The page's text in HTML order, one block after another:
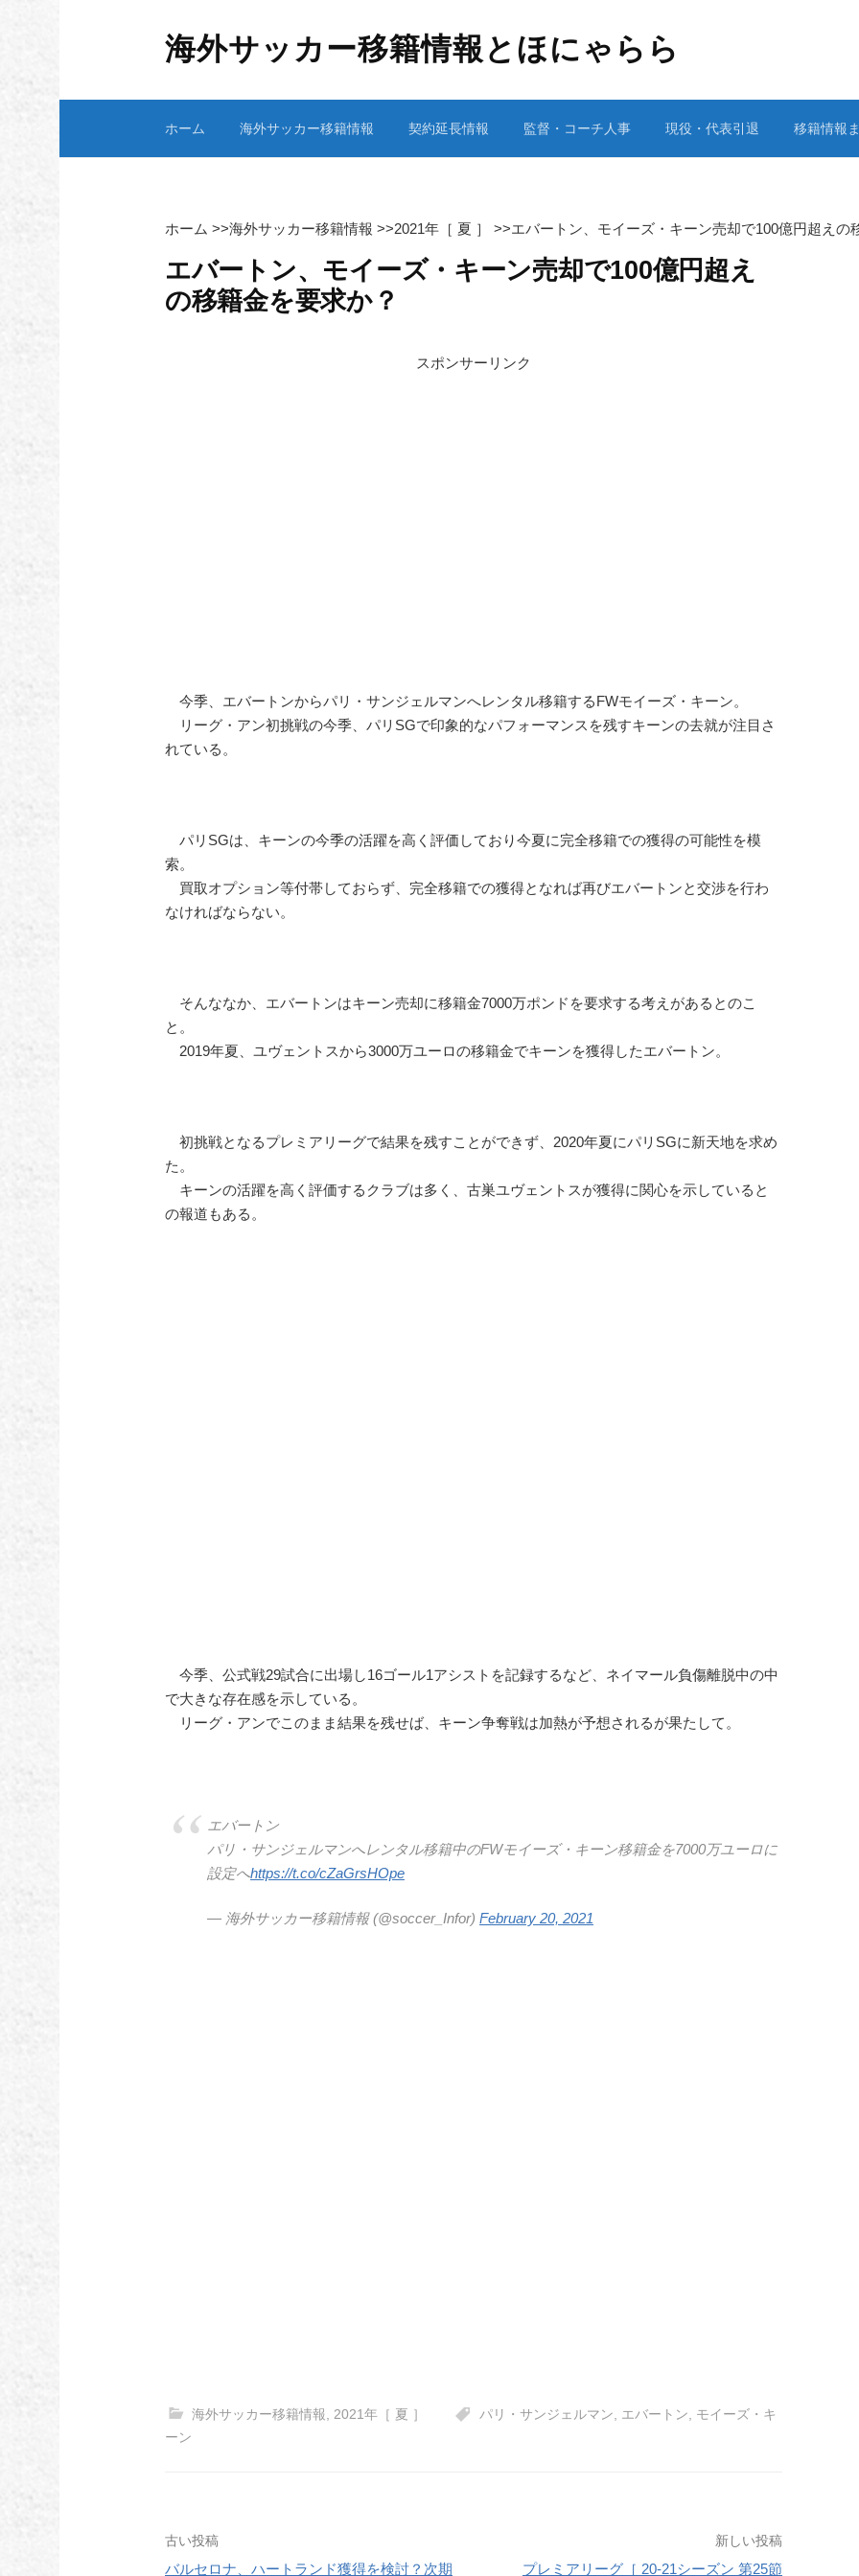
ス
海外サッカー移籍情報とほにゃらら
ホーム 海外サッカー移籍情報 契約延長情報 監督・コーチ人事 現役・代表引退 移籍情報
ホーム >>海外サッカー移籍情報 >>2021年［ 夏 ］ >>エバートン、モイーズ・キーン売却で100億円超えの
エバートン、モイーズ・キーン売却で100億円超え
の移籍金を要求か？
スポンサーリンク
今季、エバートンからパリ・サンジェルマンへレンタル移籍するFWモイーズ・キーン。
リーグ・アン初挑戦の今季、パリSGで印象的なパフォーマンスを残すキーンの去就が注目さ
れている。
パリSGは、キーンの今季の活躍を高く評価しており今夏に完全移籍での獲得の可能性を模
索。
買取オプション等付帯しておらず、完全移籍での獲得となれば再びエバートンと交渉を行わ
なければならない。
そんななか、エバートンはキーン売却に移籍金7000万ポンドを要求する考えがあるとのこ
と。
2019年夏、ユヴェントスから3000万ユーロの移籍金でキーンを獲得したエバートン。
初挑戦となるプレミアリーグで結果を残すことができず、2020年夏にパリSGに新天地を求め
た。
キーンの活躍を高く評価するクラブは多く、古巣ユヴェントスが獲得に関心を示していると
の報道もある。
今季、公式戦29試合に出場し16ゴール1アシストを記録するなど、ネイマール負傷離脱中の中
で大きな存在感を示している。
リーグ・アンでこのまま結果を残せば、キーン争奪戦は加熱が予想されるが果たして。
エバートン
パリ・サンジェルマンへレンタル移籍中のFWモイーズ・キーン移籍金を7000万ユーロに
設定へhttps://t.co/cZaGrsHOpe
— 海外サッカー移籍情報 (@soccer_Infor) February 20, 2021
海外サッカー移籍情報 2021年［ 夏 ］ パリ・サンジェルマン エバートン
モイーズ・キ
ーン
投
古い投稿
バルセロナ、ハートランド獲得を検討？次期
新しい投稿
プレミアリーグ［ 20-21シーズン 第25節